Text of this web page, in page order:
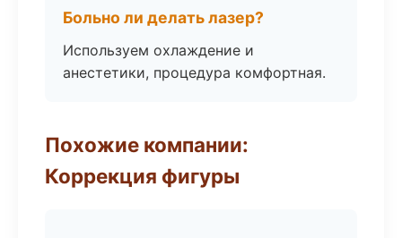
Больно ли делать лазер?
Используем охлаждение и
анестетики, процедура комфортная.
Похожие компании:
Коррекция фигуры